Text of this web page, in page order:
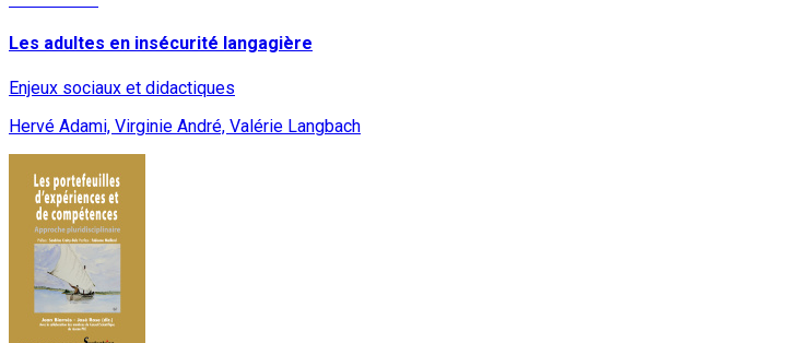
Les adultes en insécurité langagière
Enjeux sociaux et didactiques
Hervé Adami, Virginie André, Valérie Langbach